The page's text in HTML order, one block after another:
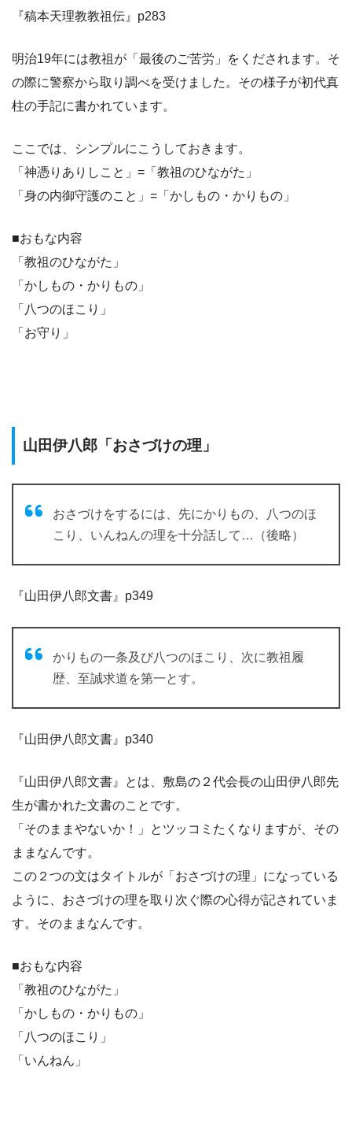
『稿本天理教教祖伝』p283
明治19年には教祖が「最後のご苦労」をくだされます。そ
の際に警察から取り調べを受けました。その様子が初代真
柱の手記に書かれています。
ここでは、シンプルにこうしておきます。
「神憑りありしこと」=「教祖のひながた」
「身の内御守護のこと」=「かしもの・かりもの」
■おもな内容
「教祖のひながた」
「かしもの・かりもの」
「八つのほこり」
「お守り」
山田伊八郎「おさづけの理」
おさづけをするには、先にかりもの、八つのほ
こり、いんねんの理を十分話して…（後略）
『山田伊八郎文書』p349
かりもの一条及び八つのほこり、次に教祖履
歴、至誠求道を第一とす。
『山田伊八郎文書』p340
『山田伊八郎文書』とは、敷島の２代会長の山田伊八郎先
生が書かれた文書のことです。
「そのままやないか！」とツッコミたくなりますが、その
ままなんです。
この２つの文はタイトルが「おさづけの理」になっている
ように、おさづけの理を取り次ぐ際の心得が記されていま
す。そのままなんです。
■おもな内容
「教祖のひながた」
「かしもの・かりもの」
「八つのほこり」
「いんねん」